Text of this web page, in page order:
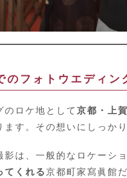
のフォトウエディン
のロケ地として 京都・上
ます。その想いにしっか
は、一般的なロケーシ
てくれる京都町家寫眞館